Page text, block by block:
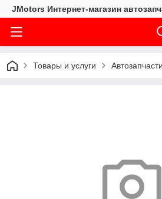
JMotors Интернет-магазин
Товары и услуги